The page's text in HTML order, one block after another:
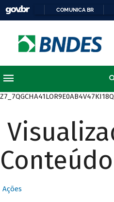
COMUNICA BR
Ações